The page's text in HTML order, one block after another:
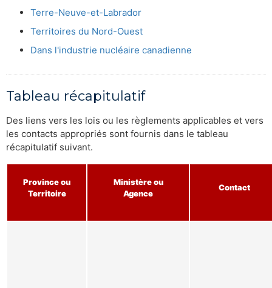
Terre-Neuve-et-Labrador
Territoires du Nord-Ouest
Dans l'industrie nucléaire canadienne
Tableau récapitulatif
Des liens vers les lois ou les règlements applicables et vers
les contacts appropriés sont fournis dans le tableau
récapitulatif suivant.
Province ou
Territoire
Ministère ou
Agence
Contact